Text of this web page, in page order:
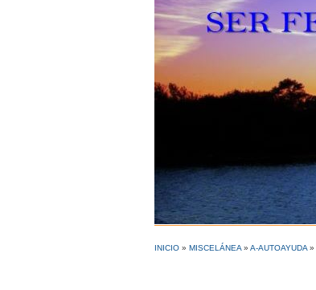
INICIO » MISCELÁNEA » A-AUTOAYUDA »